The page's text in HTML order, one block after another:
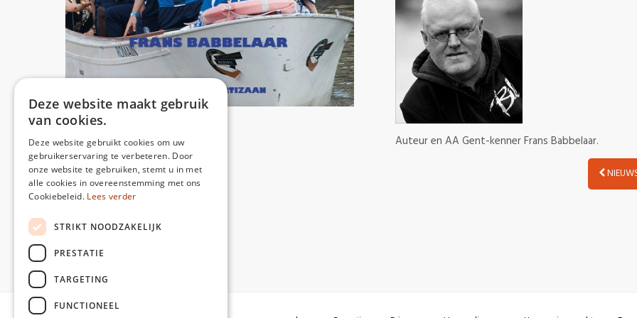
Auteur en AA Gent-kenner Frans Babbelaar.
share:
Deze website maakt gebruik
van cookies.
Deze website gebruikt cookies om uw
gebruikerservaring te verbeteren. Door
onze website te gebruiken, stemt u in met
alle cookies in overeenstemming met ons
Cookiebeleid. Lees verder
STRIKT NOODZAKELIJK
PRESTATIE
TARGETING
FUNCTIONEEL